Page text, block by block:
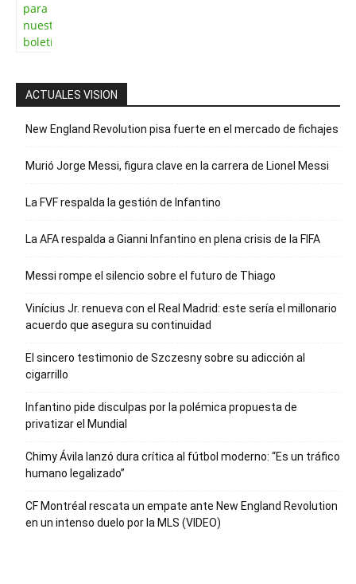
para recibir
nuestro
boletín
ACTUALES VISION
New England Revolution pisa fuerte en el mercado de fichajes
Murió Jorge Messi, figura clave en la carrera de Lionel Messi
La FVF respalda la gestión de Infantino
La AFA respalda a Gianni Infantino en plena crisis de la FIFA
Messi rompe el silencio sobre el futuro de Thiago
Vinícius Jr. renueva con el Real Madrid: este sería el millonario
acuerdo que asegura su continuidad
El sincero testimonio de Szczesny sobre su adicción al
cigarrillo
Infantino pide disculpas por la polémica propuesta de
privatizar el Mundial
Chimy Ávila lanzó dura crítica al fútbol moderno: “Es un tráfico
humano legalizado”
CF Montréal rescata un empate ante New England Revolution
en un intenso duelo por la MLS (VIDEO)